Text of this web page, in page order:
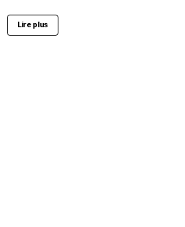
Lire plus